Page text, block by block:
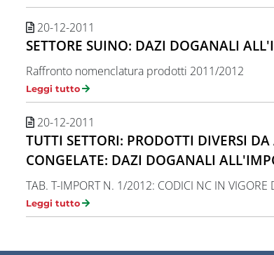
20-12-2011
SETTORE SUINO: DAZI DOGANALI
Raffronto nomenclatura prodotti 2011/2012
Leggi tutto
20-12-2011
TUTTI SETTORI: PRODOTTI DIVERSI
CONGELATE: DAZI DOGANALI
TAB. T-IMPORT N. 1/2012: CODICI NC IN
Leggi tutto